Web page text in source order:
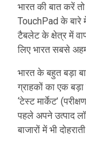
भारत की बात करें
TouchPad के बारे
टैबलेट के क्षेत्र में
लिए भारत सबसे
भारत के बहुत बड़ा
ग्राहकों का एक
‘टेस्ट मार्केट’
पहले अपने उत्पाद
बाजारों में भी